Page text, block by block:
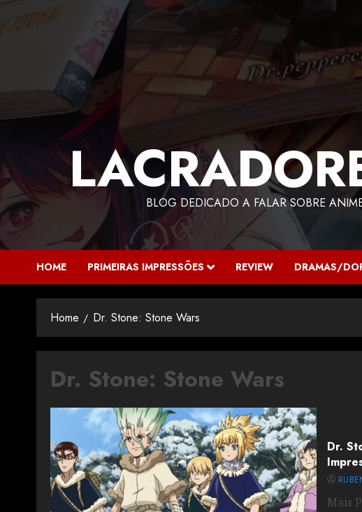
BLOG DEDICADO A FALAR SOBRE
HOME PRIMEIRAS IMPRESSÕES REVIEW DRAMAS/
Home Dr. Stone: Stone Wars
Dr. Stone: Stone Wars
Dr.
Mais